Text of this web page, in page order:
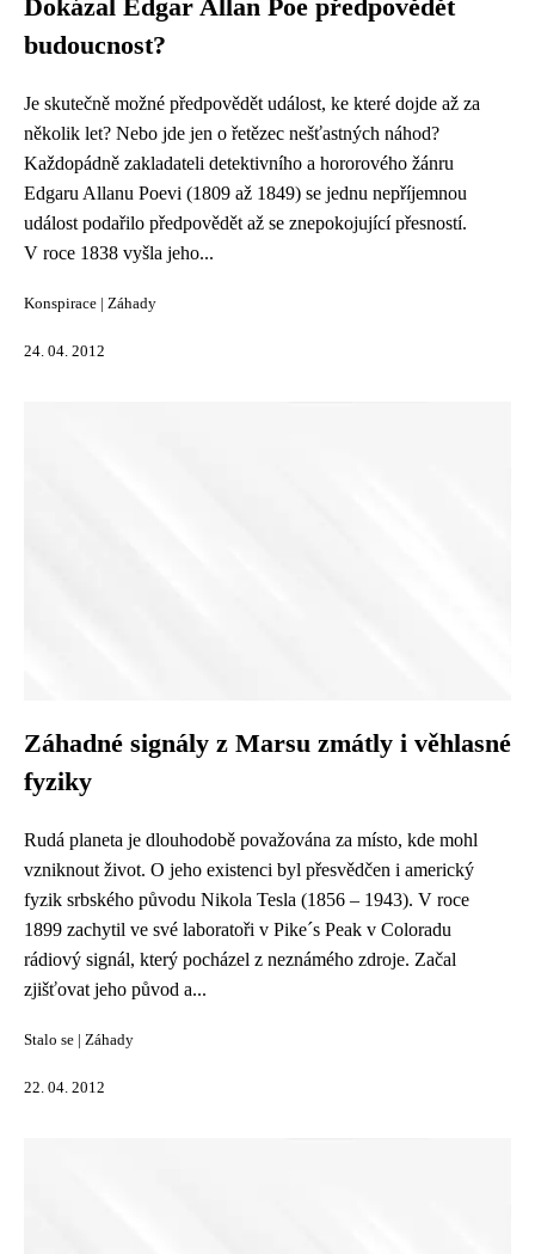
Dokázal Edgar Allan Poe předpovědět
budoucnost?
Je skutečně možné předpovědět událost, ke které dojde až za
několik let? Nebo jde jen o řetězec nešťastných náhod?
Každopádně zakladateli detektivního a hororového žánru
Edgaru Allanu Poevi (1809 až 1849) se jednu nepříjemnou
událost podařilo předpovědět až se znepokojující přesností.
V roce 1838 vyšla jeho...
Konspirace Záhady
24. 04. 2012
Záhadné signály z Marsu zmátly i věhlasné
fyziky
Rudá planeta je dlouhodobě považována za místo, kde mohl
vzniknout život. O jeho existenci byl přesvědčen i americký
fyzik srbského původu Nikola Tesla (1856 – 1943). V roce
1899 zachytil ve své laboratoři v Pike´s Peak v Coloradu
rádiový signál, který pocházel z neznámého zdroje. Začal
zjišťovat jeho původ a...
Stalo se Záhady
22. 04. 2012